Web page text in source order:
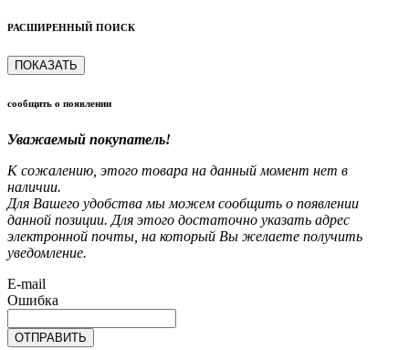
РАСШИРЕННЫЙ ПОИСК
ПОКАЗАТЬ
сообщить о появлении
Уважаемый покупатель!
К сожалению, этого товара на данный момент нет в
наличии.
Для Вашего удобства мы можем сообщить о появлении
данной позиции. Для этого достаточно указать адрес
электронной почты, на который Вы желаете получить
уведомление.
E-mail
Ошибка
ОТПРАВИТЬ